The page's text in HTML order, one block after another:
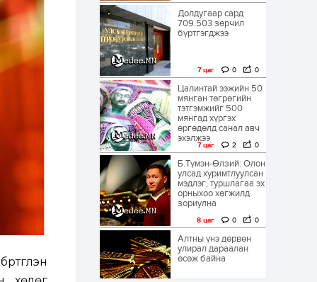
Долдугаар сард
709.503 зөрчил
бүртгэгджээ
7 цаг 0 0
Цалинтай ээжийн 50
мянган төгрөгийн
тэтгэмжийг 500
мянгад хүргэх
өргөдөлд санал авч
эхэлжээ
7 цаг 2 0
Б.Түмэн-Өлзий: Олон
улсад хуримтлуулсан
мэдлэг, туршлагаа эх
орныхоо хөгжилд
зориулна
8 цаг 0 0
Алтны үнэ дөрвөн
улирал дараалан
өсөж байна